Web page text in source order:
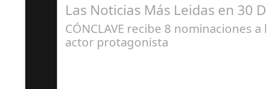
Las Noticias Más Leidas en 30
CÓNCLAVE recibe 8 nominaciones
actor protagonista